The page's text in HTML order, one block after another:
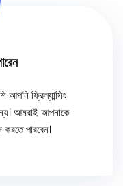
আপনি ফ্রিল্যান্সিং
আমরাই আপনাকে
পারবেন।